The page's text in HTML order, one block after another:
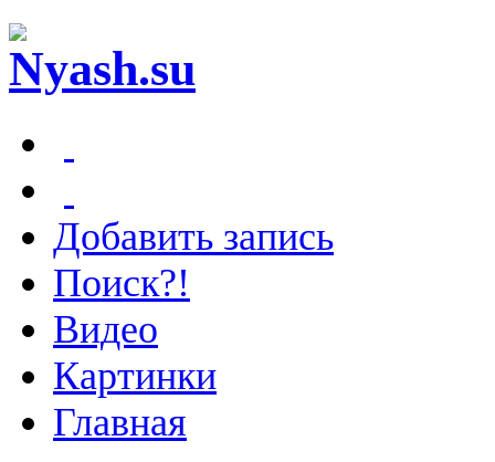
Добавить запись
Поиск?!
Видео
Картинки
Главная